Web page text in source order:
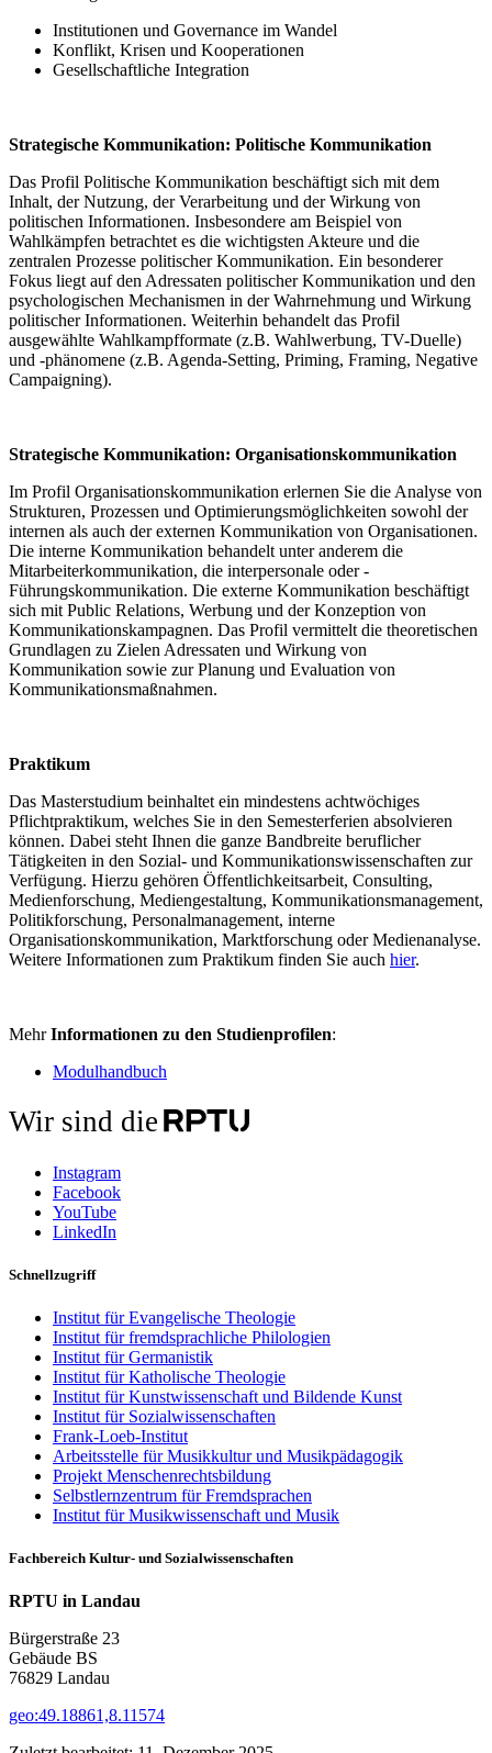
Institutionen und Governance im Wandel
Konflikt, Krisen und Kooperationen
Gesellschaftliche Integration
Strategische Kommunikation: Politische Kommunikation
Das Profil Politische Kommunikation beschäftigt sich mit dem
Inhalt, der Nutzung, der Verarbeitung und der Wirkung von
politischen Informationen. Insbesondere am Beispiel von
Wahlkämpfen betrachtet es die wichtigsten Akteure und die
zentralen Prozesse politischer Kommunikation. Ein besonderer
Fokus liegt auf den Adressaten politischer Kommunikation und den
psychologischen Mechanismen in der Wahrnehmung und Wirkung
politischer Informationen. Weiterhin behandelt das Profil
ausgewählte Wahlkampfformate (z.B. Wahlwerbung, TV-Duelle)
und -phänomene (z.B. Agenda-Setting, Priming, Framing, Negative
Campaigning).
Strategische Kommunikation: Organisationskommunikation
Im Profil Organisationskommunikation erlernen Sie die Analyse von
Strukturen, Prozessen und Optimierungsmöglichkeiten sowohl der
internen als auch der externen Kommunikation von Organisationen.
Die interne Kommunikation behandelt unter anderem die
Mitarbeiterkommunikation, die interpersonale oder -
Führungskommunikation. Die externe Kommunikation beschäftigt
sich mit Public Relations, Werbung und der Konzeption von
Kommunikationskampagnen. Das Profil vermittelt die theoretischen
Grundlagen zu Zielen Adressaten und Wirkung von
Kommunikation sowie zur Planung und Evaluation von
Kommunikationsmaßnahmen.
Praktikum
Das Masterstudium beinhaltet ein mindestens achtwöchiges
Pflichtpraktikum, welches Sie in den Semesterferien absolvieren
können. Dabei steht Ihnen die ganze Bandbreite beruflicher
Tätigkeiten in den Sozial- und Kommunikationswissenschaften zur
Verfügung. Hierzu gehören Öffentlichkeitsarbeit, Consulting,
Medienforschung, Mediengestaltung, Kommunikationsmanagement,
Politikforschung, Personalmanagement, interne
Organisationskommunikation, Marktforschung oder Medienanalyse.
Weitere Informationen zum Praktikum finden Sie auch hier.
MehrInformationen zu den Studienprofilen:
Modulhandbuch
Wir sind die
Instagram
Facebook
YouTube
LinkedIn
Schnellzugriff
Institut für Evangelische Theologie
Institut für fremdsprachliche Philologien
Institut für Germanistik
Institut für Katholische Theologie
Institut für Kunstwissenschaft und Bildende Kunst
Institut für Sozialwissenschaften
Frank-Loeb-Institut
Arbeitsstelle für Musikkultur und Musikpädagogik
Projekt Menschenrechtsbildung
Selbstlernzentrum für Fremdsprachen
Institut für Musikwissenschaft und Musik
Fachbereich Kultur- und Sozialwissenschaften
RPTU in Landau
Bürgerstraße 23
Gebäude BS
76829 Landau
geo:49.18861,8.11574